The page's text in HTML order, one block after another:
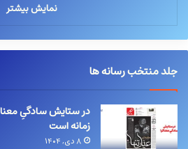
نمایش بیشتر
جلد منتخب رسانه ها
در ستایش سادگیِ
زمانه است
۸ دی, ۱۴۰۴